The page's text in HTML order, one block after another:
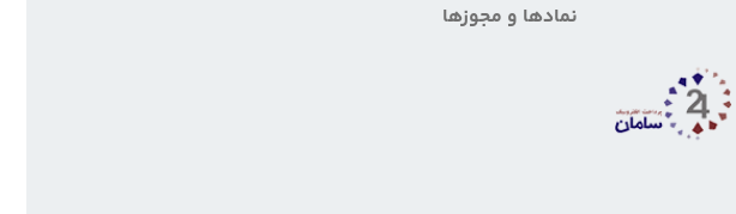
نمادها و مجوزها